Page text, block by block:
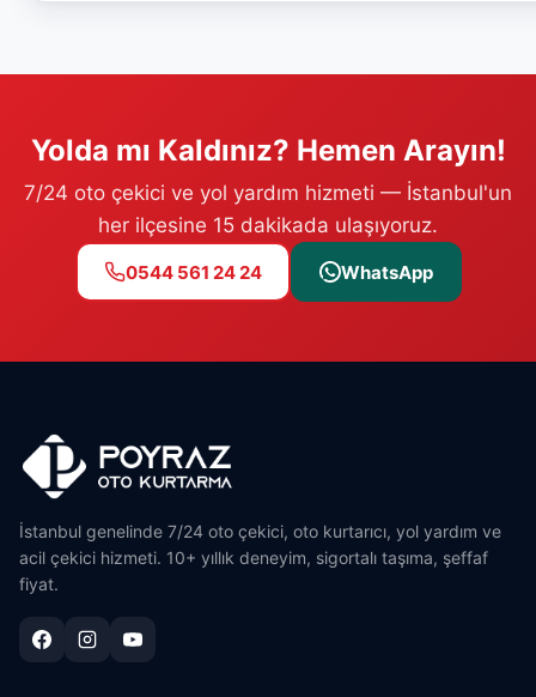
Yolda mı Kaldınız? Hemen Arayın!
7/24 oto çekici ve yol yardım hizmeti — İstanbul'un
her ilçesine 15 dakikada ulaşıyoruz.
0544 561 24 24 WhatsApp
İstanbul genelinde 7/24 oto çekici, oto kurtarıcı, yol yardım ve
acil çekici hizmeti. 10+ yıllık deneyim, sigortalı taşıma, şeffaf
fiyat.